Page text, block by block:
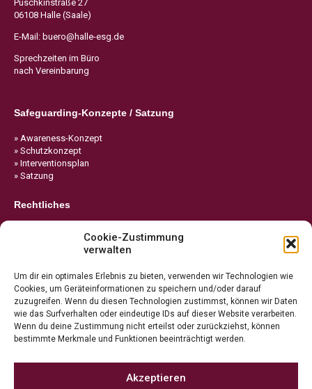
Cookie-Zustimmung
verwalten
Um dir ein optimales Erlebnis zu bieten, verwenden wir Technologien wie
Cookies, um Geräteinformationen zu speichern und/oder darauf
zuzugreifen. Wenn du diesen Technologien zustimmst, können wir Daten
wie das Surfverhalten oder eindeutige IDs auf dieser Website verarbeiten.
Wenn du deine Zustimmung nicht erteilst oder zurückziehst, können
bestimmte Merkmale und Funktionen beeinträchtigt werden.
Akzeptieren
Puschkinstraße 27
06108 Halle (Saale)
E-Mail: buero@halle-esg.de
Sprechzeiten im Büro
nach Vereinbarung
Safeguarding-Konzepte / Satzung
» Awareness-Konzept
» Schutzkonzept
» Interventionsplan
» Satzung
Rechtliches
» Cookie-Richtlinie